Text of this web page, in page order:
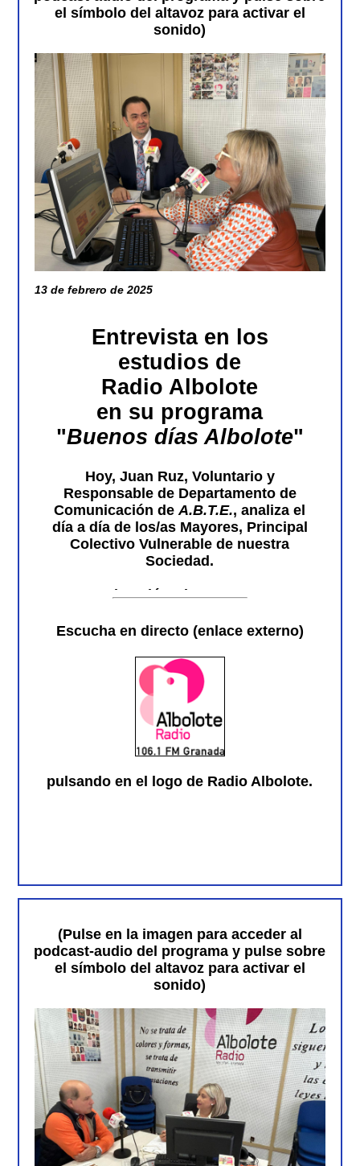
el símbolo del altavoz para activar el
sonido)
13 de febrero de 2025
Entrevista en los
estudios de
Radio Albolote
en su programa
"Buenos días Albolote"
Hoy, Juan Ruz, Voluntario y
Responsable de Departamento de
Comunicación deA.B.T.E., analiza el
día a día de los/as Mayores, Principal
Colectivo Vulnerable de nuestra
Sociedad.
situacióntristemente
presente para todos los miembros,
Duración: 26mn.45s.
Escucha en directo (enlace externo)
pulsando en el logo de Radio Albolote.
(Pulse en la imagen para acceder al
podcast-audio del programa y pulse sobre
el símbolo del altavoz para activar el
sonido)